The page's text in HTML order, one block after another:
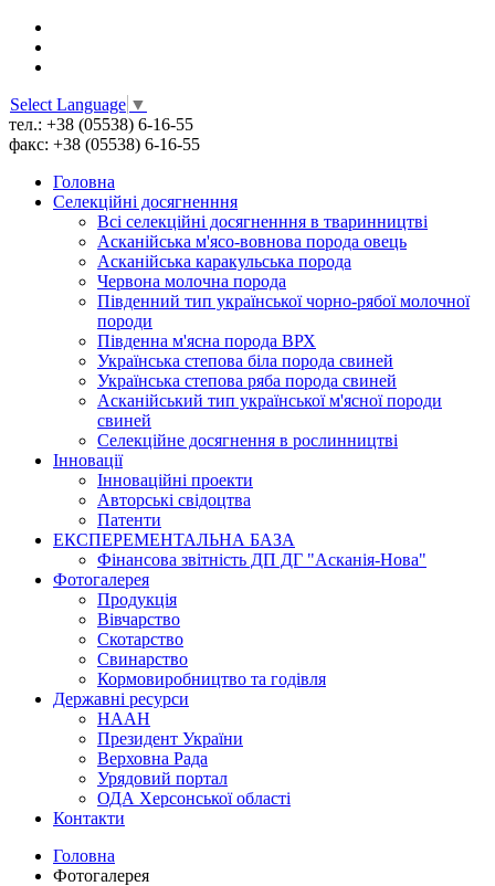
Select Language ▼
тел.: +38 (05538) 6-16-55
факс: +38 (05538) 6-16-55
Головна
Селекційні досягненння
Всі cелекційні досягненння в тваринництві
Асканійська м'ясо-вовнова порода овець
Асканійська каракульська порода
Червона молочна порода
Південний тип української чорно-рябої молочної
породи
Південна м'ясна порода ВРХ
Українська степова біла порода свиней
Українська степова ряба порода свиней
Асканійський тип української м'ясної породи
свиней
Селекційне досягнення в рослинництві
Інновації
Інноваційні проекти
Авторські свідоцтва
Патенти
ЕКСПЕРЕМЕНТАЛЬНА БАЗА
Фінансова звітність ДП ДГ "Асканія-Нова"
Фотогалерея
Продукція
Вівчарство
Скотарство
Свинарство
Кормовиробництво та годівля
Державні ресурси
НААН
Президент України
Верховна Рада
Урядовий портал
ОДА Херсонської області
Контакти
Головна
Фотогалерея